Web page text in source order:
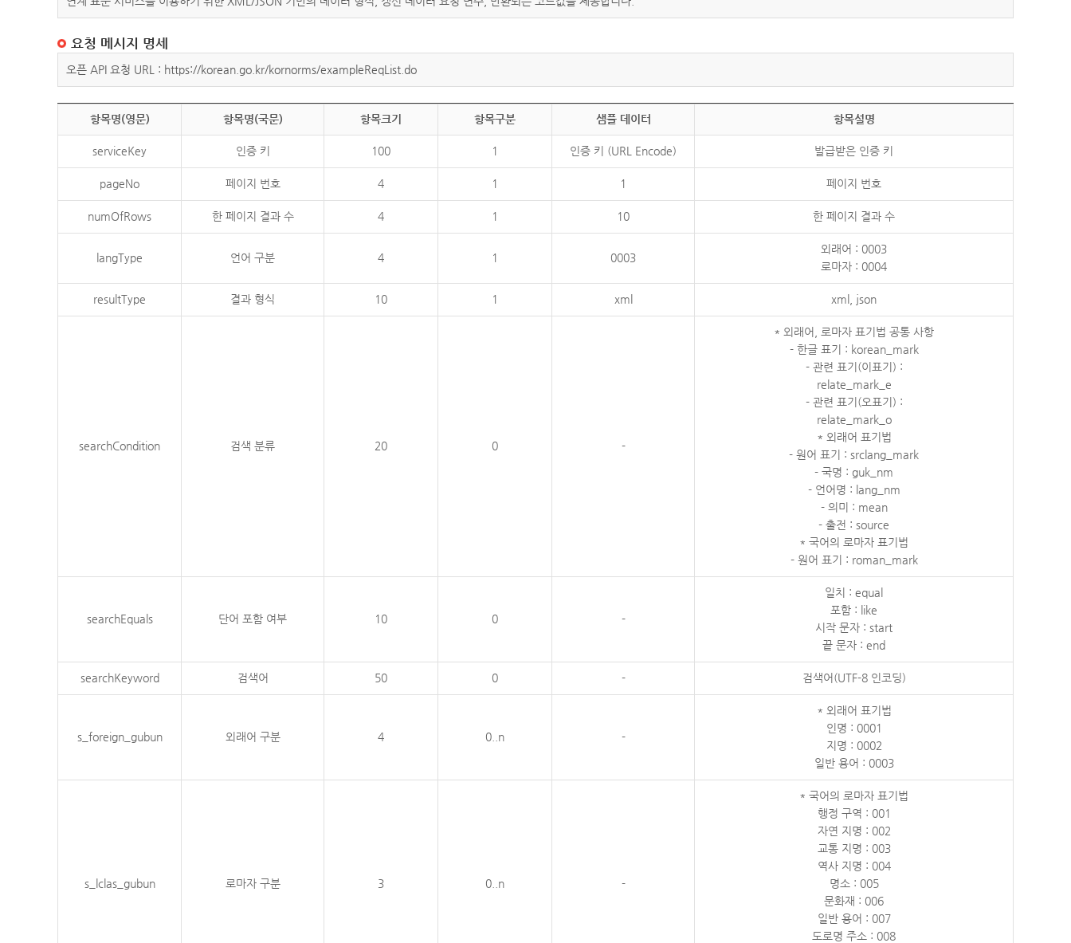
요청 메시지 명세
오픈 API 요청 URL : https://korean.go.kr/kornorms/exampleReqList.do
항목명(영문) 항목명(국문) 항목크기 항목구분 샘플 데이터 항목설명
serviceKey 인증 키 100 1 인증 키 (URL Encode) 발급받은 인증 키
pageNo 페이지 번호 4 1 1 페이지 번호
numOfRows 한 페이지 결과 수 4 1 10 한 페이지 결과 수
langType 언어 구분 4 1 0003
외래어 : 0003
로마자 : 0004
resultType 결과 형식 10 1 xml xml, json
searchCondition 검색 분류 20 0 -
* 외래어, 로마자 표기법 공통 사항
- 한글 표기 : korean_mark
- 관련 표기(이표기) :
relate_mark_e
- 관련 표기(오표기) :
relate_mark_o
* 외래어 표기법
- 원어 표기 : srclang_mark
- 국명 : guk_nm
- 언어명 : lang_nm
- 의미 : mean
- 출전 : source
* 국어의 로마자 표기법
- 원어 표기 : roman_mark
searchEquals 단어 포함 여부 10 0 -
일치 : equal
포함 : like
시작 문자 : start
끝 문자 : end
searchKeyword 검색어 50 0 - 검색어(UTF-8 인코딩)
s_foreign_gubun 외래어 구분 4 0..n -
* 외래어 표기법
인명 : 0001
지명 : 0002
일반 용어 : 0003
s_lclas_gubun 로마자 구분 3 0..n -
* 국어의 로마자 표기법
행정 구역 : 001
자연 지명 : 002
교통 지명 : 003
역사 지명 : 004
명소 : 005
문화재 : 006
일반 용어 : 007
도로명 주소 : 008